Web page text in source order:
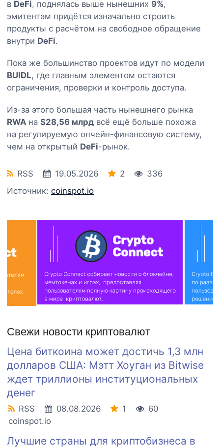
в DeFi, поднялась выше нынешних 9%,
эмитентам придётся изначально строить
продукты с расчётом на свободное обращение
внутри DeFi.
Пока же большинство проектов идут по модели
BUIDL, где главным элементом остаются
ограничения, проверки и контроль доступа.
Из-за этого большая часть нынешнего рынка
RWA на $28,56 млрд всё ещё больше похожа
на регулируемую ончейн-финансовую систему,
чем на открытый DeFi-рынок.
RSS 19.05.2026 2
336
Источник: coinspot.io
Свежи новости криптовалют
Цена биткоина может достичь 1,3 млн
долларов США: Мэтт Хоуган из Bitwise
ждет триллионы институциональных
денег
RSS 08.08.2026 1
60
coinspot.io
Лучшие страны для криптобизнеса в